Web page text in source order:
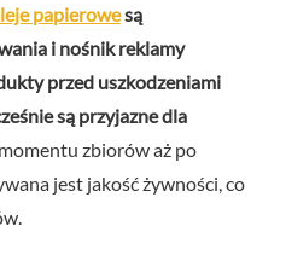
papierowesą
i nośnik reklamy
przed uszkodzeniami
są przyjazne dla
zbiorów aż po
jest jakość żywności, co